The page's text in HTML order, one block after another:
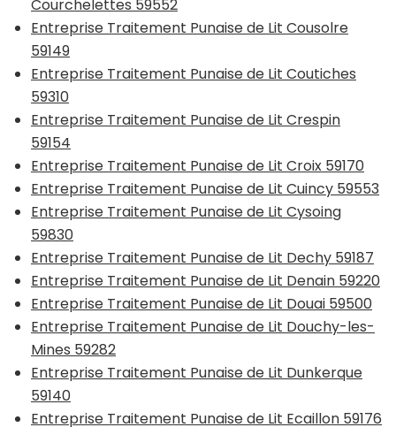
Courchelettes 59552
Entreprise Traitement Punaise de Lit Cousolre
59149
Entreprise Traitement Punaise de Lit Coutiches
59310
Entreprise Traitement Punaise de Lit Crespin
59154
Entreprise Traitement Punaise de Lit Croix 59170
Entreprise Traitement Punaise de Lit Cuincy 59553
Entreprise Traitement Punaise de Lit Cysoing
59830
Entreprise Traitement Punaise de Lit Dechy 59187
Entreprise Traitement Punaise de Lit Denain 59220
Entreprise Traitement Punaise de Lit Douai 59500
Entreprise Traitement Punaise de Lit Douchy-les-
Mines 59282
Entreprise Traitement Punaise de Lit Dunkerque
59140
Entreprise Traitement Punaise de Lit Ecaillon 59176